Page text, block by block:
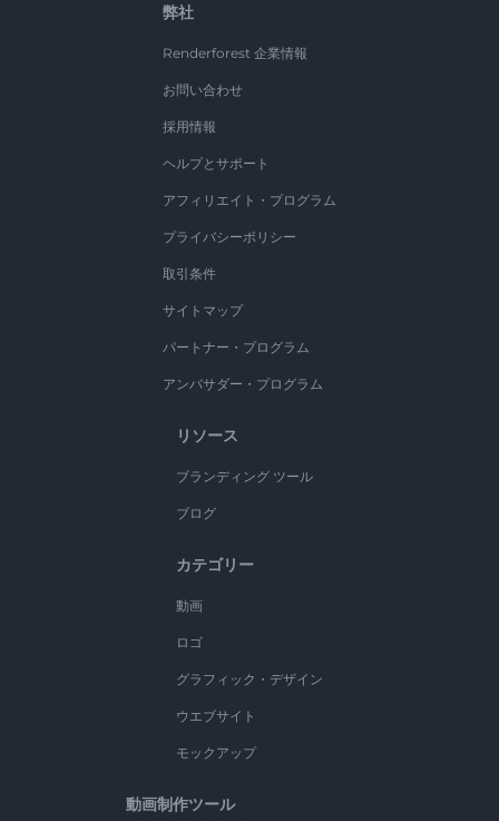
弊社
Renderforest 企業情報
お問い合わせ
採用情報
ヘルプとサポート
アフィリエイト・プログラム
プライバシーポリシー
取引条件
サイトマップ
パートナー・プログラム
アンバサダー・プログラム
リソース
ブランディング ツール
ブログ
カテゴリー
動画
ロゴ
グラフィック・デザイン
ウエブサイト
モックアップ
動画制作ツール